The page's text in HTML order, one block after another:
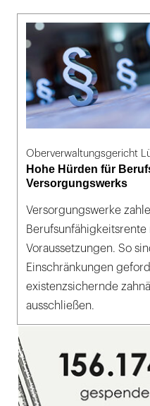
Oberverwaltungsgericht
Hohe Hürden für
Versorgungswerks
Versorgungswerke
Voraussetzungen. So
Einschränkungen
existenzsichernde
ausschließen.